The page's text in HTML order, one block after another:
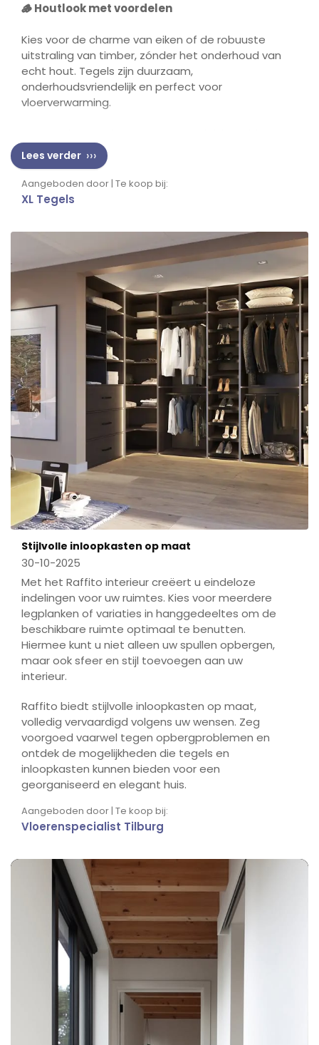
🪵 Houtlook met voordelen
Kies voor de charme van eiken of de robuuste
uitstraling van timber, zónder het onderhoud van
echt hout. Tegels zijn duurzaam,
onderhoudsvriendelijk en perfect voor
vloerverwarming.
tegelvloer.
Lees verder
Aangeboden door | Te koop bij:
XL Tegels
Stijlvolle inloopkasten op maat
30-10-2025
Met het Raffito interieur creëert u eindeloze
indelingen voor uw ruimtes. Kies voor meerdere
legplanken of variaties in hanggedeeltes om de
beschikbare ruimte optimaal te benutten.
Hiermee kunt u niet alleen uw spullen opbergen,
maar ook sfeer en stijl toevoegen aan uw
interieur.
Raffito biedt stijlvolle inloopkasten op maat,
volledig vervaardigd volgens uw wensen. Zeg
voorgoed vaarwel tegen opbergproblemen en
ontdek de mogelijkheden die tegels en
inloopkasten kunnen bieden voor een
georganiseerd en elegant huis.
Aangeboden door | Te koop bij:
Vloerenspecialist Tilburg